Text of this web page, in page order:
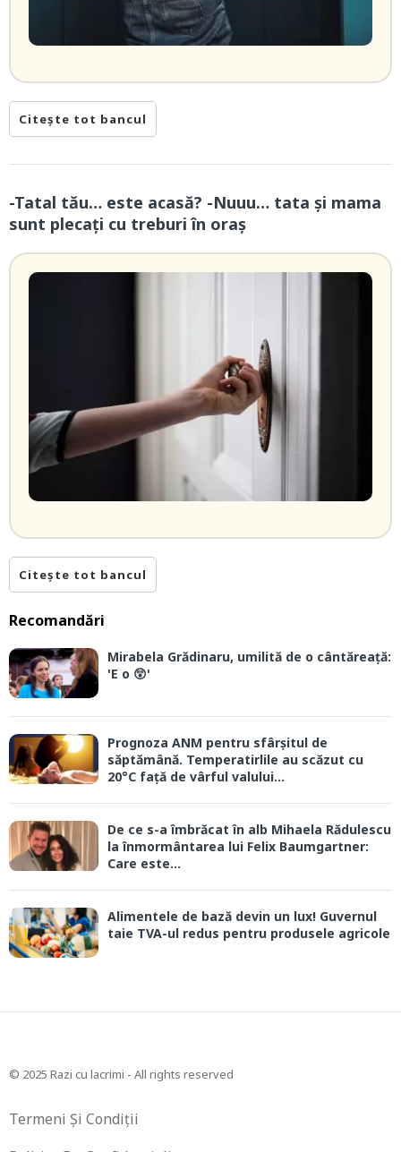
Citește tot bancul
-Tatal tău… este acasă? -Nuuu… tata și mama
sunt plecați cu treburi în oraș
Citește tot bancul
Recomandări
Mirabela Grădinaru, umilită de o cântăreață:
'E o 😲'
Prognoza ANM pentru sfârșitul de
săptămână. Temperatirlile au scăzut cu
20°C față de vârful valului...
De ce s-a îmbrăcat în alb Mihaela Rădulescu
la înmormântarea lui Felix Baumgartner:
Care este...
Alimentele de bază devin un lux! Guvernul
taie TVA-ul redus pentru produsele agricole
© 2025 Razi cu lacrimi - All rights reserved
Termeni Și Condiții